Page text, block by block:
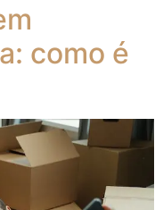
como é